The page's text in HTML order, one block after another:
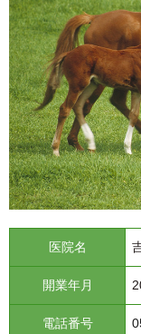
医院名
開業年月
電話番号